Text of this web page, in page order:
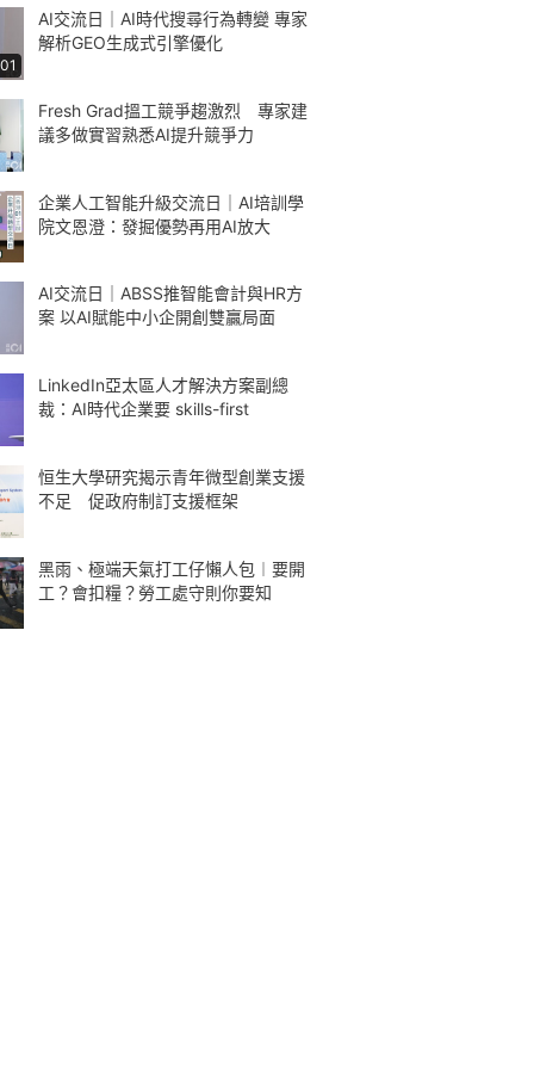
AI交流日｜AI時代搜尋行為轉變 專家
解析GEO生成式引擎優化
Fresh Grad搵工競爭趨激烈 專家建
議多做實習熟悉AI提升競爭力
企業人工智能升級交流日｜AI培訓學
院文恩澄：發掘優勢再用AI放大
AI交流日｜ABSS推智能會計與HR方
案 以AI賦能中小企開創雙贏局面
LinkedIn亞太區人才解決方案副總
裁：AI時代企業要 skills-first
恒生大學研究揭示青年微型創業支援
不足 促政府制訂支援框架
黑雨、極端天氣打工仔懶人包︱要開
工？會扣糧？勞工處守則你要知